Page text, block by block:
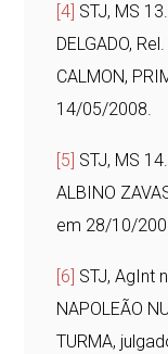
[4] STJ, MS
DELGADO,
CALMON,
14/05/2008.
[5] STJ, MS
ALBINO
em 28/10/
[6] STJ, AgInt
NAPOLEÃO
TURMA,